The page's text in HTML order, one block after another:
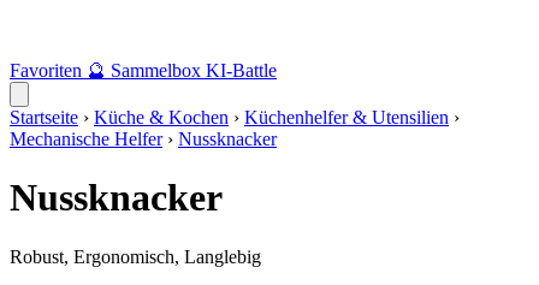
Favoriten 🔮 Sammelbox KI-Battle
Startseite › Küche & Kochen › Küchenhelfer & Utensilien ›
Mechanische Helfer › Nussknacker
Nussknacker
Robust, Ergonomisch, Langlebig